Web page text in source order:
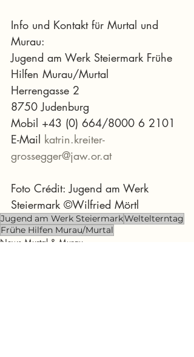
Info und Kontakt für Murtal und
Murau:
Jugend am Werk Steiermark Frühe
Hilfen Murau/Murtal
Herrengasse 2
8750 Judenburg
Mobil +43 (0) 664/8000 6 2101
E-Mail katrin.kreiter-
grossegger@jaw.or.at
Foto Crédit: Jugend am Werk
Steiermark ©Wilfried Mörtl
Jugend am Werk SteiermarkWeltelterntag
Frühe Hilfen Murau/Murtal
News Murtal & Murau